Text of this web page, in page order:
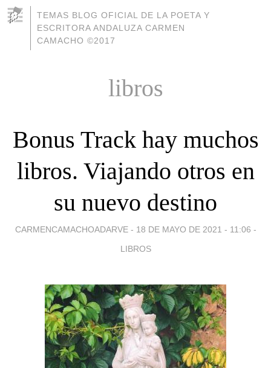
TEMAS BLOG OFICIAL DE LA POETA Y
ESCRITORA ANDALUZA CARMEN
CAMACHO ©2017
libros
Bonus Track hay muchos
libros. Viajando otros en
su nuevo destino
CARMENCAMACHOADARVE - 18 DE MAYO DE 2021 - 11:06 -
LIBROS